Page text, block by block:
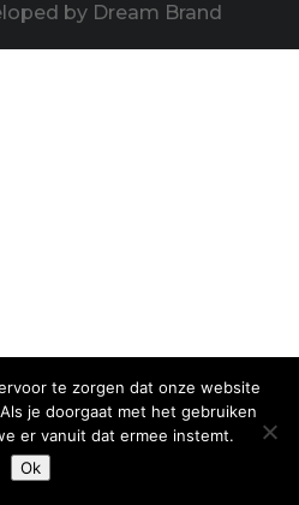
by Dream Brand
te zorgen dat onze website
je doorgaat met het gebruiken
er vanuit dat ermee instemt.
Ok